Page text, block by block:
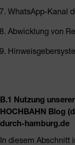
WhatsApp-Kanal
Abwicklung von
B.1 Nutzung
HOCHBAHN Blog
durch-hamburg.de
In diesem Abschnitt